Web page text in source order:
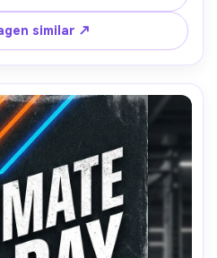
de campo --ar 4:5
similar ↗